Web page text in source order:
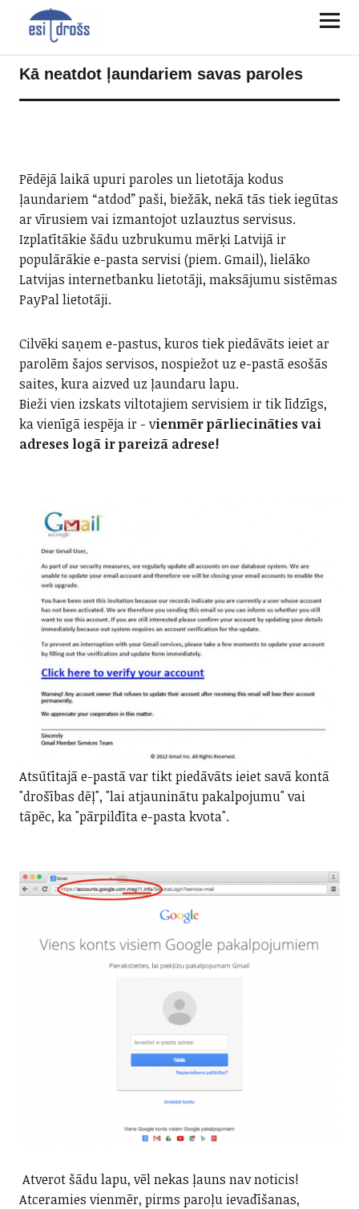
Kā neatdot ļaundariem savas paroles
Pēdējā laikā upuri paroles un lietotāja kodus
ļaundariem “atdod” paši, biežāk, nekā tās tiek iegūtas
ar vīrusiem vai izmantojot uzlauztus servisus.
Izplatītākie šādu uzbrukumu mērķi Latvijā ir
populārākie e-pasta servisi (piem. Gmail), lielāko
Latvijas internetbanku lietotāji, maksājumu sistēmas
PayPal lietotāji.
Cilvēki saņem e-pastus, kuros tiek piedāvāts ieiet ar
parolēm šajos servisos, nospiežot uz e-pastā esošās
saites, kura aizved uz ļaundaru lapu.
Bieži vien izskats viltotajiem servisiem ir tik līdzīgs,
ka vienīgā iespēja ir - vienmēr pārliecināties vai
adreses logā ir pareizā adrese!
Atsūtītajā e-pastā var tikt piedāvāts ieiet savā kontā
"drošības dēļ", "lai atjauninātu pakalpojumu" vai
tāpēc, ka "pārpildīta e-pasta kvota".
Atverot šādu lapu, vēl nekas ļauns nav noticis!
Atceramies vienmēr, pirms paroļu ievadīšanas,